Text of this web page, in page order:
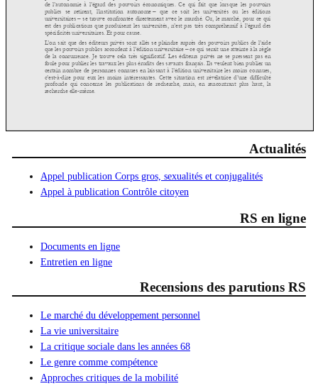
Actualités
Appel publication Corps gros, sexualités et conjugalités
Appel à publication Contrôle citoyen
RS en ligne
Documents en ligne
Entretien en ligne
Recensions des parutions RS
Le marché du développement personnel
La vie universitaire
La critique sociale dans les années 68
Le genre comme compétence
Approches critiques de la mobilité